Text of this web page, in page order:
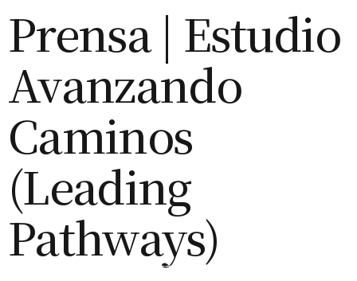
Prensa | Estudio
Avanzando
Caminos
(Leading
Pathways)